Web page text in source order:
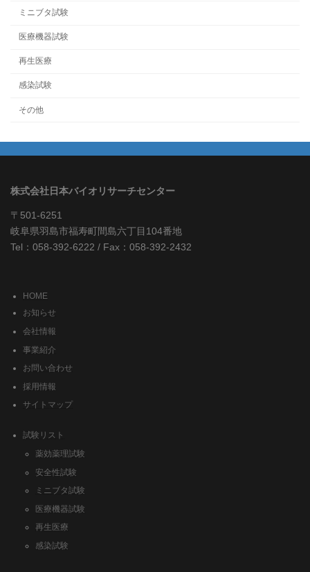
ミニブタ試験
医療機器試験
再生医療
感染試験
その他
株式会社日本バイオリサーチセンター
〒501-6251
岐阜県羽島市福寿町間島六丁目104番地
Tel：058-392-6222 / Fax：058-392-2432
HOME
お知らせ
会社情報
事業紹介
お問い合わせ
採用情報
サイトマップ
試験リスト
薬効薬理試験
安全性試験
ミニブタ試験
医療機器試験
再生医療
感染試験